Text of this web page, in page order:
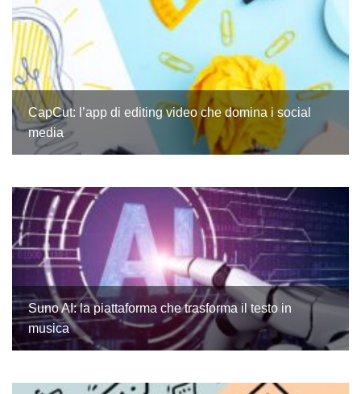
CapCut: l’app di editing video che domina i social
media
Suno AI: la piattaforma che trasforma il testo in
musica